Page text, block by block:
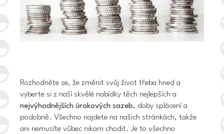
Rozhodněte se, že změnit svůj život třeba hned a
vyberte si z naší skvělé nabídky těch nejlepších a
nejvýhodnějších úrokových sazeb, doby splácení a
podobně. Všechno najdete na našich stránkách, takže
ani nemusíte vůbec nikam chodit. Je to všechno